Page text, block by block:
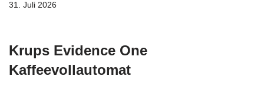
31. Juli 2026
Krups Evidence One
Kaffeevollautomat